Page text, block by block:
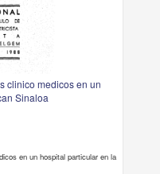
clinico medicos en un
Sinaloa
en un hospital particular en la